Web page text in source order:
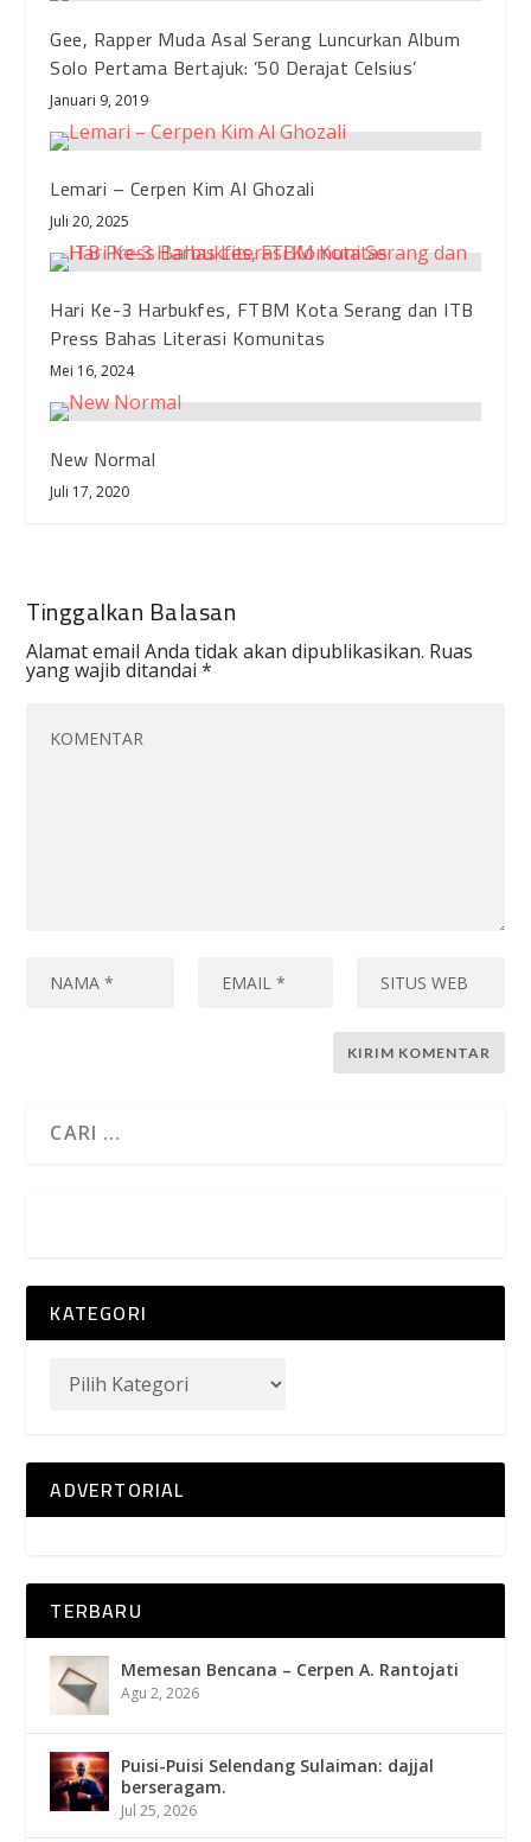
Gee, Rapper Muda Asal Serang Luncurkan Album
Solo Pertama Bertajuk: ’50 Derajat Celsius’
Januari 9, 2019
Lemari – Cerpen Kim Al Ghozali
Juli 20, 2025
Hari Ke-3 Harbukfes, FTBM Kota Serang dan ITB
Press Bahas Literasi Komunitas
Mei 16, 2024
New Normal
Juli 17, 2020
Tinggalkan Balasan
Alamat email Anda tidak akan dipublikasikan. Ruas
yang wajib ditandai*
KATEGORI
ADVERTORIAL
TERBARU
Memesan Bencana – Cerpen A. Rantojati
Agu 2, 2026
Puisi-Puisi Selendang Sulaiman: dajjal
berseragam.
Jul 25, 2026